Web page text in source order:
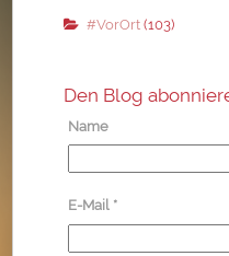
#VorOrt(103)
Den Blog
Name
E-Mail *